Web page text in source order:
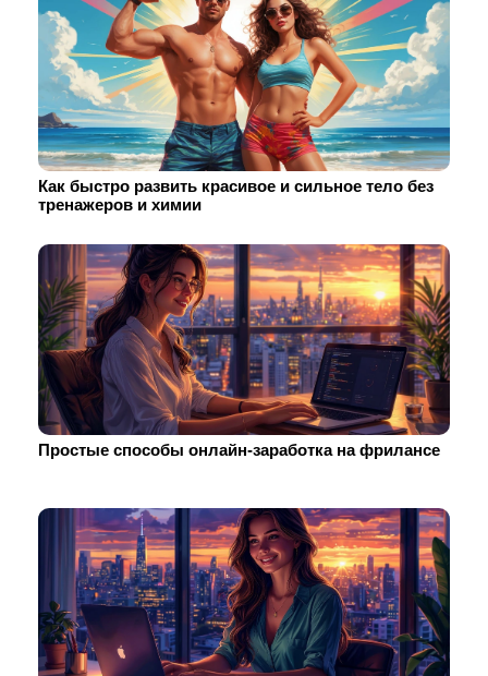
Как быстро развить красивое и сильное тело без
тренажеров и химии
Простые способы онлайн-заработка на фрилансе